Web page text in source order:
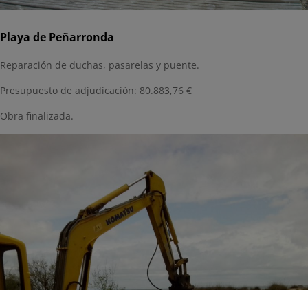
Playa de Peñarronda
Reparación de duchas, pasarelas y puente.
Presupuesto de adjudicación: 80.883,76 €
Obra finalizada.